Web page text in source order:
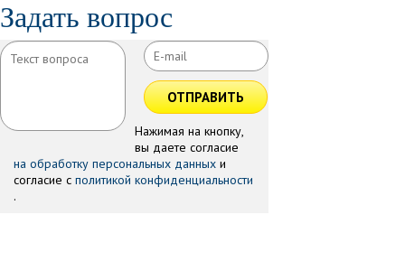
Задать вопрос
ОТПРАВИТЬ
Нажимая на кнопку,
вы даете согласие
на обработку персональных данных и
согласие с политикой конфиденциальности
.